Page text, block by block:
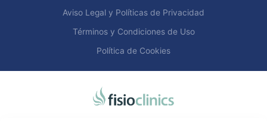
Aviso Legal y Políticas de Privacidad
Términos y Condiciones de Uso
Política de Cookies